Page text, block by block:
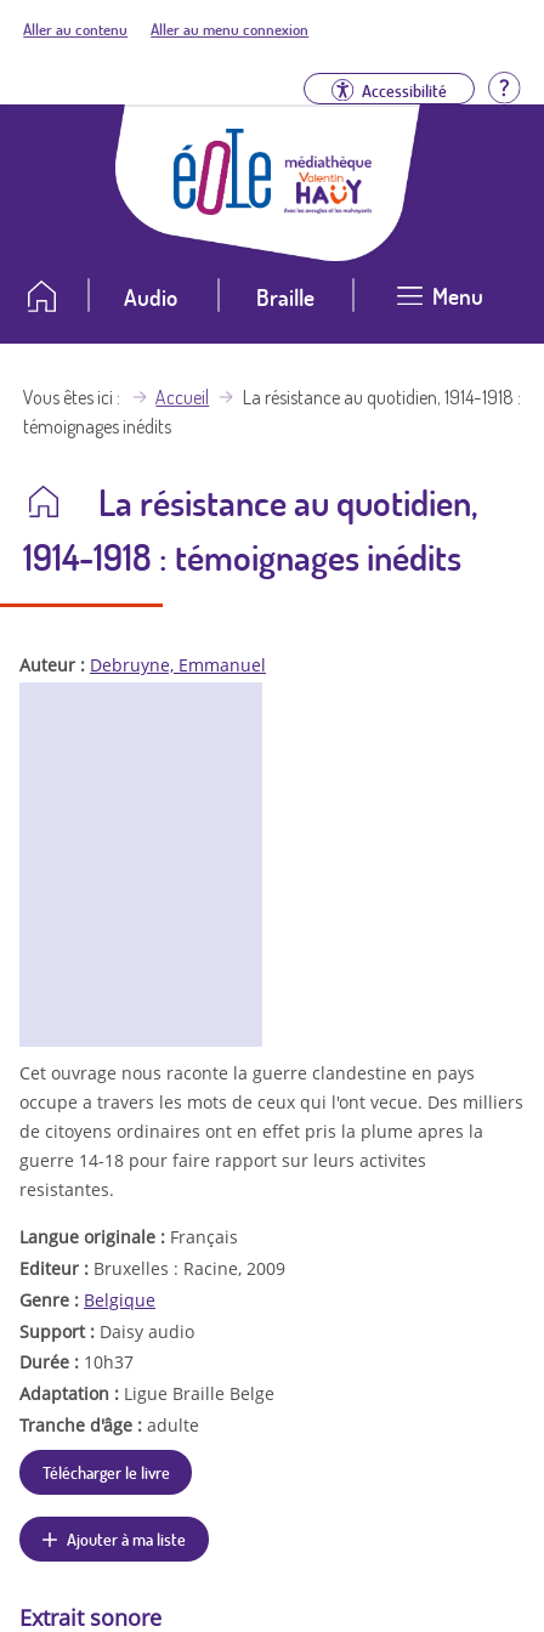
Aller au contenu Aller au menu connexion
Accessibilité
Audio Braille Menu
Vous êtes ici Accueil
La résistance au quotidien, 1914-1918 :
témoignages inédits
La résistance au quotidien,
1914-1918 : témoignages inédits
Auteur : Debruyne, Emmanuel
Cet ouvrage nous raconte la guerre clandestine en pays
occupe a travers les mots de ceux qui l'ont vecue. Des milliers
de citoyens ordinaires ont en effet pris la plume apres la
guerre 14-18 pour faire rapport sur leurs activites
resistantes.
Langue originale : Français
Editeur : Bruxelles : Racine, 2009
Genre : Belgique
Support : Daisy audio
Durée : 10h37
Adaptation : Ligue Braille Belge
Tranche d'âge : adulte
Télécharger le livre
Ajouter à ma liste
Extrait sonore